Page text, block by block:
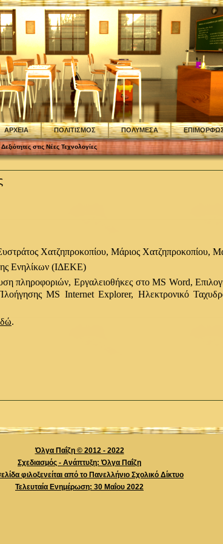
ΑΡΧΕΙΑ ΠΟΛΙΤΙΣΜΟΣ ΠΟΛΥΜΕΣΑ
στις Νέες Τεχνολογίες
Χατζηπροκοπίου, Μάριος Χατζηπροκοπίου,
Ενηλίκων (ΙΔΕΚΕ)
πληροφοριών, Εργαλειοθήκες στο MS Word,
MS Internet Explorer, Ηλεκτρονικό
.
Όλγα Παΐζη © 2012 - 2022
Σχεδιασμός - Ανάπτυξη: Όλγα Παΐζη
φιλοξενείται από το Πανελλήνιο Σχολικό Δίκτυο
Τελευταία Ενημέρωση: 30 Mαΐου 2022